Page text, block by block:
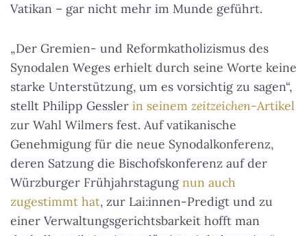
Vatikan – gar nicht mehr im Munde geführt.
„Der Gremien- und Reformkatholizismus des
Synodalen Weges erhielt durch seine Worte keine
starke Unterstützung, um es vorsichtig zu sagen“,
stellt Philipp Gessler in seinem zeitzeichen-Artikel
zur Wahl Wilmers fest. Auf vatikanische
Genehmigung für die neue Synodalkonferenz,
deren Satzung die Bischofskonferenz auf der
Würzburger Frühjahrstagung nun auch
zugestimmt hat, zur Lai:innen-Predigt und zu
einer Verwaltungsgerichtsbarkeit hofft man